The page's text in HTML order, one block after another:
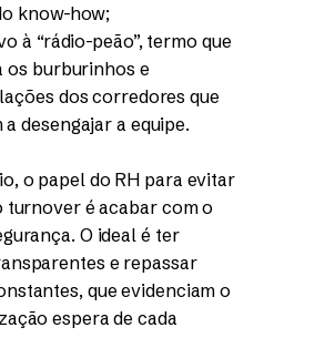
know-how;
à “rádio-peão”, termo que
os burburinhos e
dos corredores que
a desengajar a equipe.
o papel do RH para evitar
turnover é acabar com o
O ideal é ter
e repassar
que evidenciam o
espera de cada